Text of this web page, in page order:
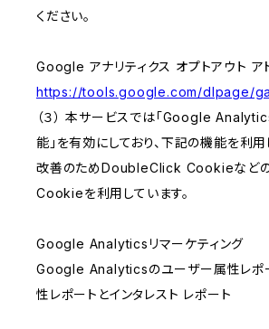
ください。
Google アナリティクス オプトアウト ア
https://tools.google.com/dlpage/
（３） 本サービスでは「Google
能」を有効にしており、下記の機能を利用
改善のためDoubleClick Cookieなどの
Cookieを利用しています。
Google Analyticsリマーケティング
Google Analyticsのユーザー属性レポ
性レポートとインタレスト レポート